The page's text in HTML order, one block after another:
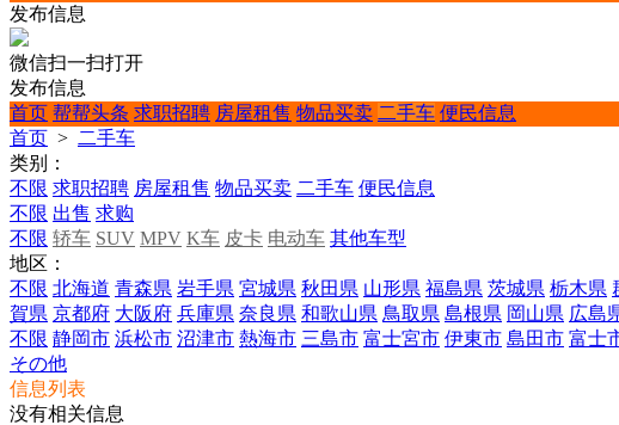
发布信息
微信扫一扫打开
发布信息
首页 帮帮头条 求职招聘 房屋租售 物品买卖 二手车 便民信息
首页 > 二手车
类别：
不限 求职招聘 房屋租售 物品买卖 二手车 便民信息
不限 出售 求购
不限 轿车 SUV MPV K车 皮卡 电动车 其他车型
地区：
不限 北海道 青森県 岩手県 宮城県 秋田県 山形県 福島県 茨城県 栃木県
賀県 京都府 大阪府 兵庫県 奈良県 和歌山県 鳥取県 島根県 岡山県 広島
不限 静岡市 浜松市 沼津市 熱海市 三島市 富士宮市 伊東市 島田市 富士
その他
信息列表
没有相关信息